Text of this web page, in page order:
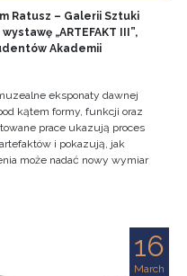
Ratusz – Galerii Sztuki
„ARTEFAKT III”,
Akademii
eksponaty dawnej
kątem formy, funkcji oraz
prace ukazują proces
i pokazują, jak
może nadać nowy wymiar
16
March